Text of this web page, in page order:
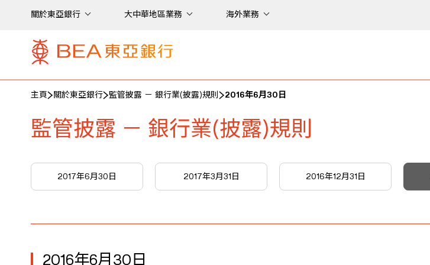
關於東亞銀行 大中華地區業務 海外業務
主頁 關於東亞銀行 監管披露 － 銀行業(披露)規則 2016年6月30日
監管披露 － 銀行業(披露)規則
2017年6月30日 2017年3月31日 2016年12月31日
2016年6月30日